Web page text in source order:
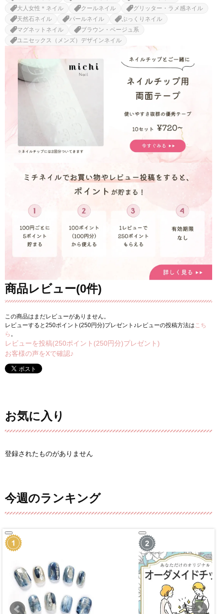
大人女性＊ネイル
クールネイル
グリッター・ラメ感ネイル
天然石ネイル
パールネイル
ぷっくりネイル
マグネットネイル
ブラウン・ベージュ系
ユニセックス（メンズ）デザインネイル
商品レビュー(0件)
この商品はまだレビューがありません。
レビューすると250ポイント(250円分)プレゼント♪レビューの投稿方法は こち
ら 。
レビューを投稿(250ポイント(250円分)プレゼント)
お客様の声をXで確認♪
お気に入り
登録されたものがありません
今週のランキング